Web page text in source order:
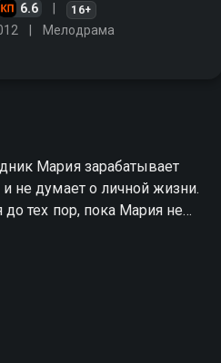
6.6 16+
Мелодрама
Мария зарабатывает
не думает о личной жизни.
до тех пор, пока Мария не